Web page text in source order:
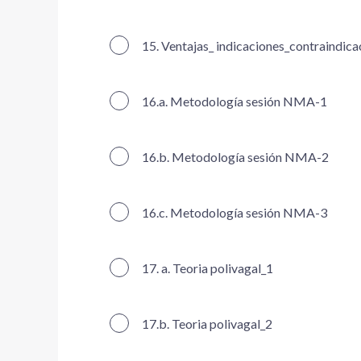
15. Ventajas_
16.a. Metodología sesión NMA-1
16.b. Metodología sesión NMA-2
16.c. Metodología sesión NMA-3
17. a. Teoria polivagal_1
17.b. Teoria polivagal_2